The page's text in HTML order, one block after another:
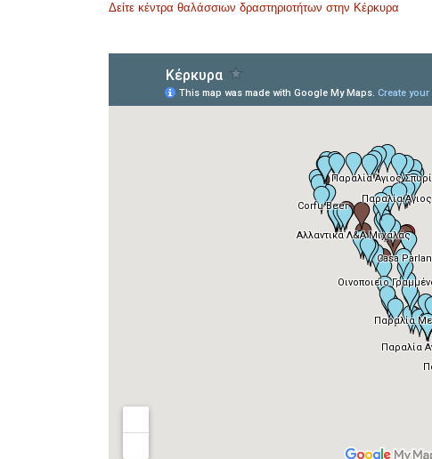
Δείτε κέντρα θαλάσσιων δραστηριοτήτων στην Κέρκυρα